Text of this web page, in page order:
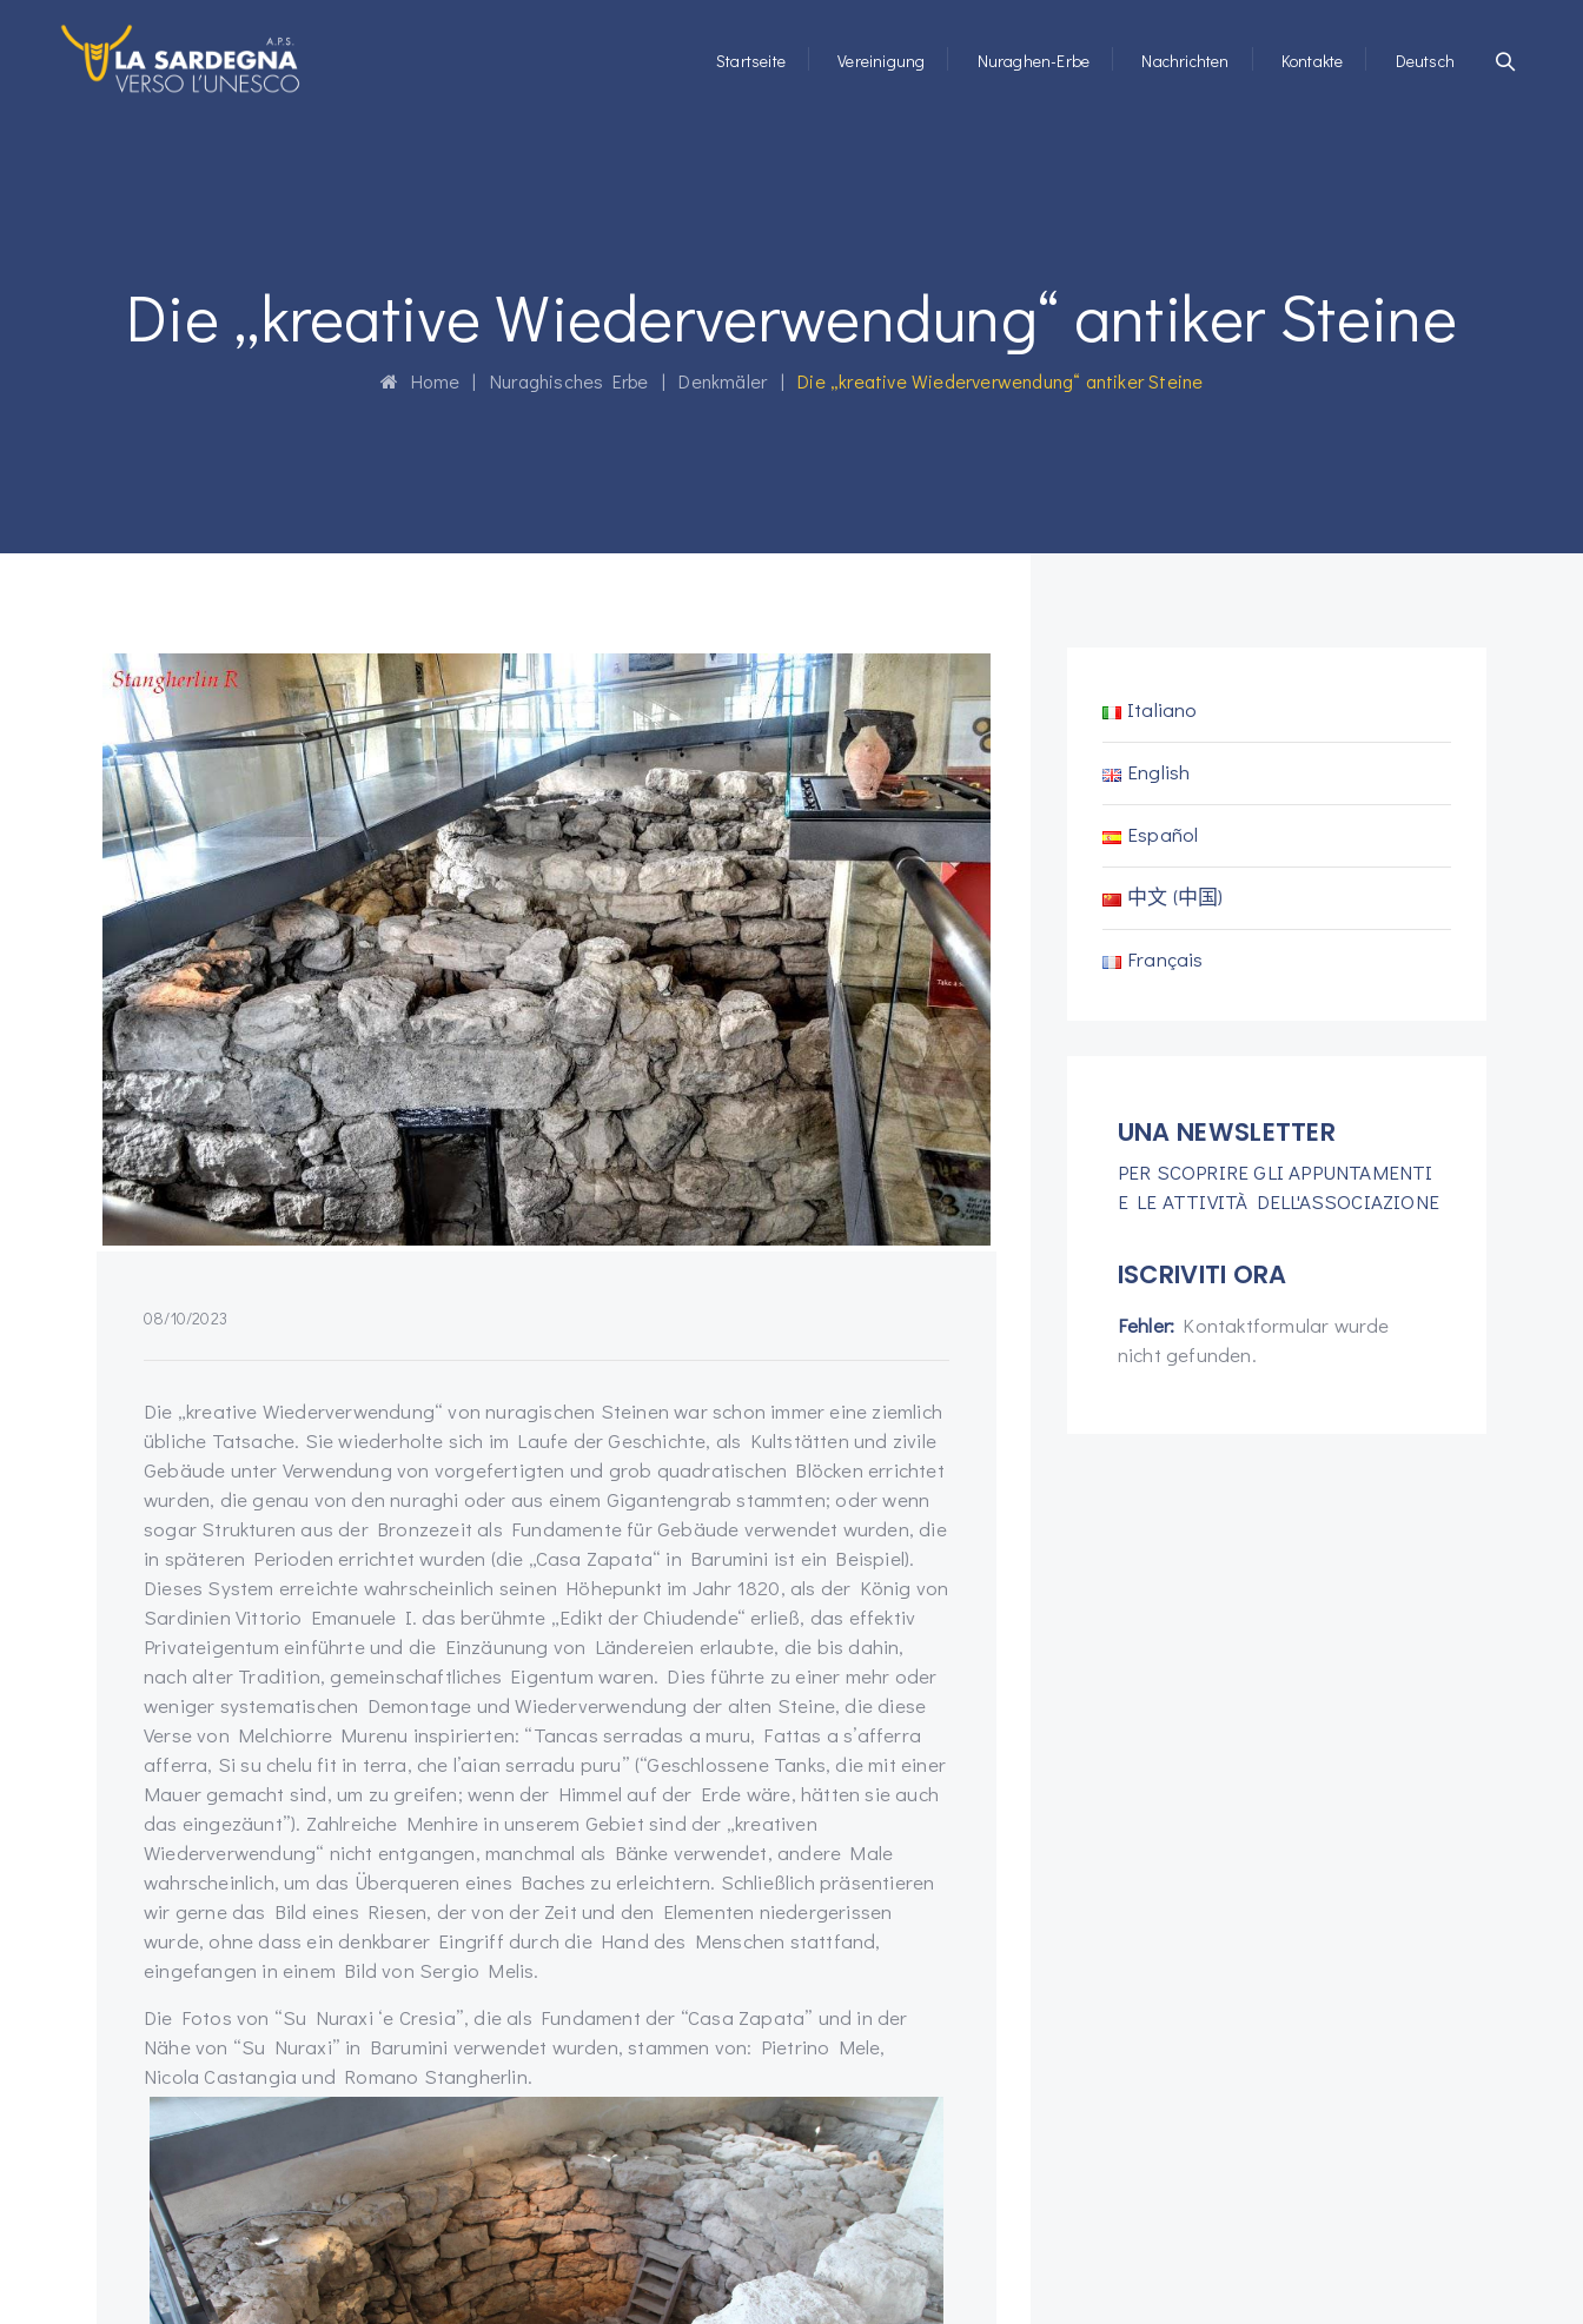
Startseite Vereinigung Nuraghen-Erbe Nachrichten Kontakte Deutsch
Die „kreative Wiederverwendung“ antiker Steine
Home| Nuraghisches Erbe | Denkmäler|Die „kreative Wiederverwendung“ antiker Steine
08/10/2023
Die „kreative Wiederverwendung“ von nuragischen Steinen war schon immer eine ziemlich
übliche Tatsache. Sie wiederholte sich im Laufe der Geschichte, als Kultstätten und zivile
Gebäude unter Verwendung von vorgefertigten und grob quadratischen Blöcken errichtet
wurden, die genau von den nuraghi oder aus einem Gigantengrab stammten; oder wenn
sogar Strukturen aus der Bronzezeit als Fundamente für Gebäude verwendet wurden, die
in späteren Perioden errichtet wurden (die „Casa Zapata“ in Barumini ist ein Beispiel).
Dieses System erreichte wahrscheinlich seinen Höhepunkt im Jahr 1820, als der König von
Sardinien Vittorio Emanuele I. das berühmte „Edikt der Chiudende“ erließ, das effektiv
Privateigentum einführte und die Einzäunung von Ländereien erlaubte, die bis dahin,
nach alter Tradition, gemeinschaftliches Eigentum waren. Dies führte zu einer mehr oder
weniger systematischen Demontage und Wiederverwendung der alten Steine, die diese
Verse von Melchiorre Murenu inspirierten: “Tancas serradas a muru, Fattas a s’afferra
afferra, Si su chelu fit in terra, che l’aian serradu puru” (“Geschlossene Tanks, die mit einer
Mauer gemacht sind, um zu greifen; wenn der Himmel auf der Erde wäre, hätten sie auch
das eingezäunt”). Zahlreiche Menhire in unserem Gebiet sind der „kreativen
Wiederverwendung“ nicht entgangen, manchmal als Bänke verwendet, andere Male
wahrscheinlich, um das Überqueren eines Baches zu erleichtern. Schließlich präsentieren
wir gerne das Bild eines Riesen, der von der Zeit und den Elementen niedergerissen
wurde, ohne dass ein denkbarer Eingriff durch die Hand des Menschen stattfand,
eingefangen in einem Bild von Sergio Melis.
Die Fotos von “Su Nuraxi ‘e Cresia”, die als Fundament der “Casa Zapata” und in der
Nähe von “Su Nuraxi” in Barumini verwendet wurden, stammen von: Pietrino Mele,
Nicola Castangia und Romano Stangherlin.
Italiano
English
Español
中文 (中国)
Français
UNA NEWSLETTER
PER SCOPRIRE GLI APPUNTAMENTI
E LE ATTIVITÀ DELL'ASSOCIAZIONE
ISCRIVITI ORA
Fehler: Kontaktformular wurde
nicht gefunden.